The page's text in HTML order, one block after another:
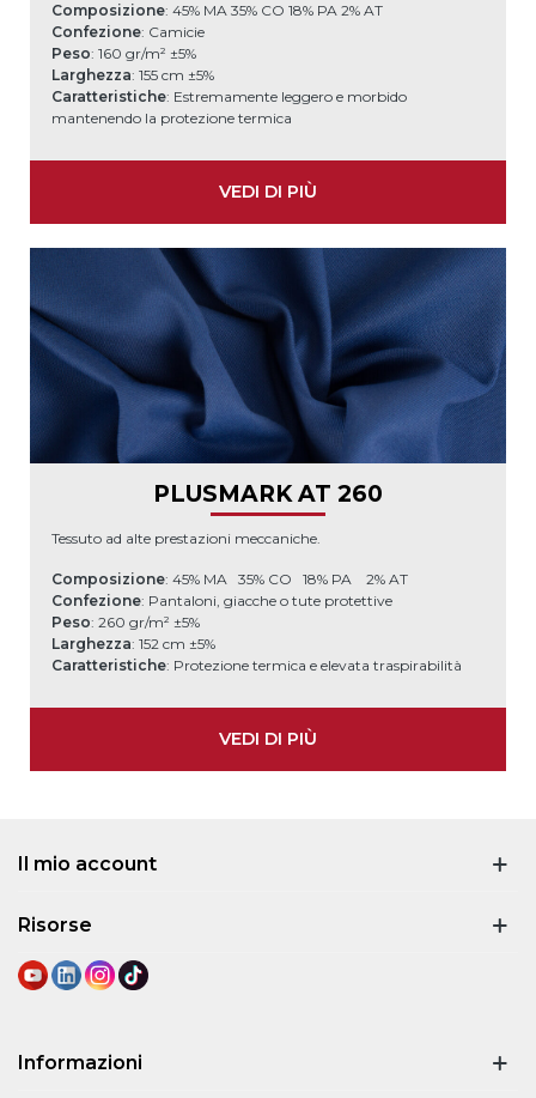
Composizione: 45% MA 35% CO 18% PA 2% AT
Confezione: Camicie
Peso: 160 gr/m² ±5%
Larghezza: 155 cm ±5%
Caratteristiche: Estremamente leggero e morbido
mantenendo la protezione termica
VEDI DI PIÙ
PLUSMARK AT 260
Tessuto ad alte prestazioni meccaniche.
Composizione: 45% MA 35% CO 18% PA 2% AT
Confezione: Pantaloni, giacche o tute protettive
Peso: 260 gr/m² ±5%
Larghezza: 152 cm ±5%
Caratteristiche: Protezione termica e elevata traspirabilità
VEDI DI PIÙ
Il mio account
Risorse
Informazioni